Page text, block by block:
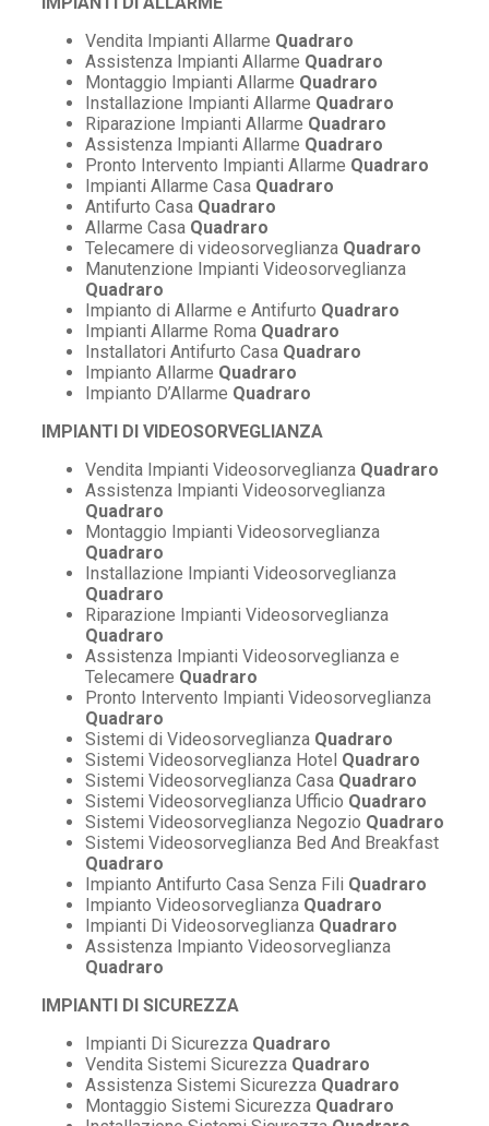
Vendita Impianti Allarme Quadraro
Assistenza Impianti Allarme Quadraro
Montaggio Impianti Allarme Quadraro
Installazione Impianti Allarme Quadraro
Riparazione Impianti Allarme Quadraro
Assistenza Impianti Allarme Quadraro
Pronto Intervento Impianti Allarme Quadraro
Impianti Allarme Casa Quadraro
Antifurto Casa Quadraro
Allarme Casa Quadraro
Telecamere di videosorveglianza Quadraro
Manutenzione Impianti Videosorveglianza
Quadraro
Impianto di Allarme e Antifurto Quadraro
Impianti Allarme Roma Quadraro
Installatori Antifurto Casa Quadraro
Impianto Allarme Quadraro
Impianto D’Allarme Quadraro
IMPIANTI DI VIDEOSORVEGLIANZA
Vendita Impianti Videosorveglianza Quadraro
Assistenza Impianti Videosorveglianza
Quadraro
Montaggio Impianti Videosorveglianza
Quadraro
Installazione Impianti Videosorveglianza
Quadraro
Riparazione Impianti Videosorveglianza
Quadraro
Assistenza Impianti Videosorveglianza e
Telecamere Quadraro
Pronto Intervento Impianti Videosorveglianza
Quadraro
Sistemi di Videosorveglianza Quadraro
Sistemi Videosorveglianza Hotel Quadraro
Sistemi Videosorveglianza Casa Quadraro
Sistemi Videosorveglianza Ufficio Quadraro
Sistemi Videosorveglianza Negozio Quadraro
Sistemi Videosorveglianza Bed And Breakfast
Quadraro
Impianto Antifurto Casa Senza Fili Quadraro
Impianto Videosorveglianza Quadraro
Impianti Di Videosorveglianza Quadraro
Assistenza Impianto Videosorveglianza
Quadraro
IMPIANTI DI SICUREZZA
Impianti Di Sicurezza Quadraro
Vendita Sistemi Sicurezza Quadraro
Assistenza Sistemi Sicurezza Quadraro
Montaggio Sistemi Sicurezza Quadraro